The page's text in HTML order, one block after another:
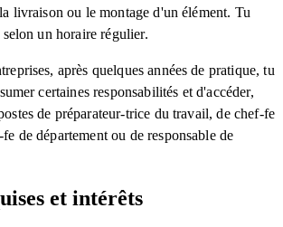
livraison ou le montage d'un élément. Tu
un horaire régulier.
après quelques années de pratique, tu
certaines responsabilités et d'accéder,
de préparateur-trice du travail, de chef-fe
de département ou de responsable de
et intérêts